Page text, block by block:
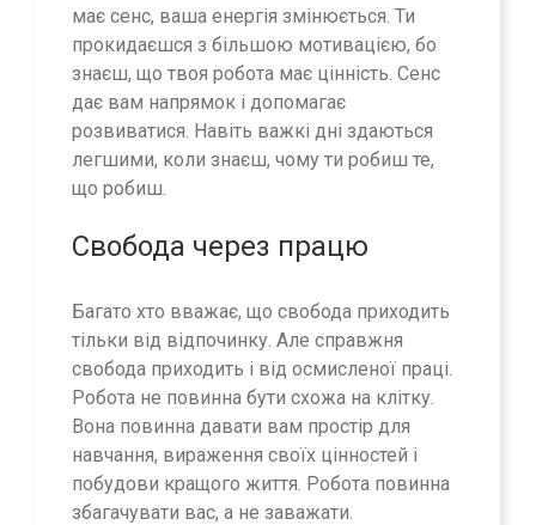
має сенс, ваша енергія змінюється. Ти
прокидаєшся з більшою мотивацією, бо
знаєш, що твоя робота має цінність. Сенс
дає вам напрямок і допомагає
розвиватися. Навіть важкі дні здаються
легшими, коли знаєш, чому ти робиш те,
що робиш.
Свобода через працю
Багато хто вважає, що свобода приходить
тільки від відпочинку. Але справжня
свобода приходить і від осмисленої праці.
Робота не повинна бути схожа на клітку.
Вона повинна давати вам простір для
навчання, вираження своїх цінностей і
побудови кращого життя. Робота повинна
збагачувати вас, а не заважати.